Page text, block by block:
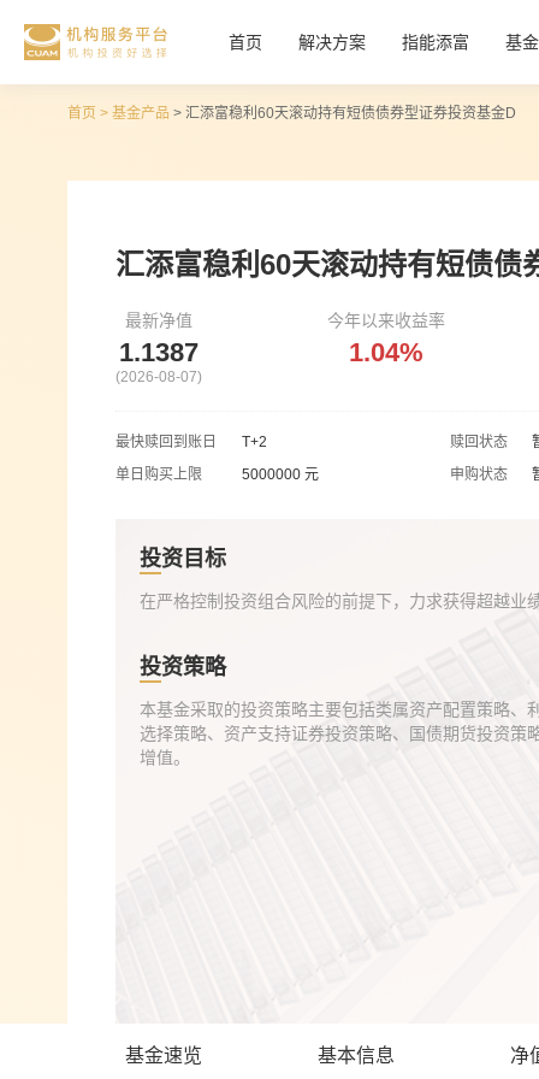
首页 > 基金产品 > 汇添富稳利60天滚动持有短债债券型证券投资基金D
汇添富稳利60天滚动持有短债债
最新净值
1.1387
(2026-08-07)
今年以来收益率
1.04%
最快赎回到账日 T+2 赎回状态
单日购买上限
5000000 元 申购状态
投资目标
在严格控制投资组合风险的前提下，力求获得超越业
投资策略
本基金采取的投资策略主要包括类属资产配置策略
选择策略、资产支持证券投资策略、国债期货投资
增值。
基金速览 基本信息 净